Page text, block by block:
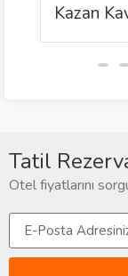
Kazan
Tatil
Otel fiyatlarını